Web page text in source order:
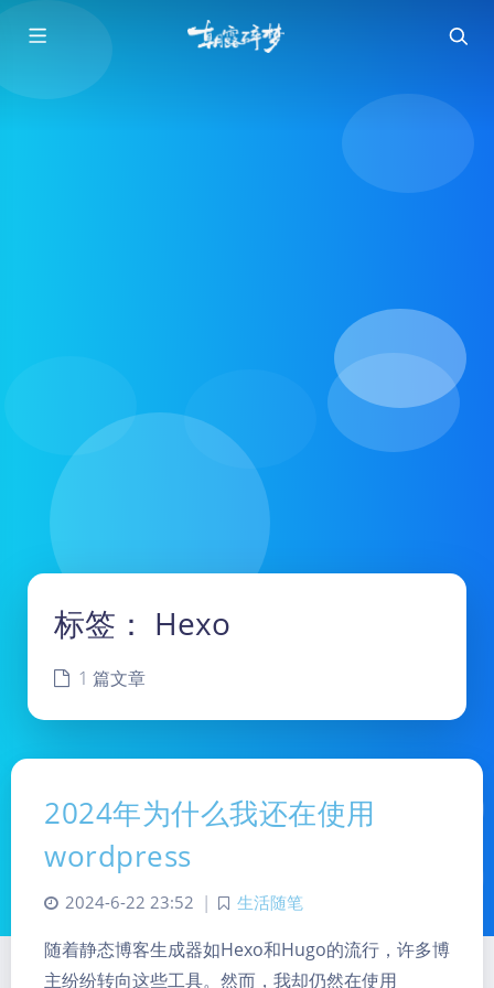
标签： Hexo
1 篇文章
2024年为什么我还在使用
wordpress
2024-6-22 23:52 | 生活随笔
随着静态博客生成器如Hexo和Hugo的流行，许多博
主纷纷转向这些工具。然而，我却仍然在使用